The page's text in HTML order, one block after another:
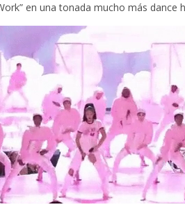
en una tonada mucho más